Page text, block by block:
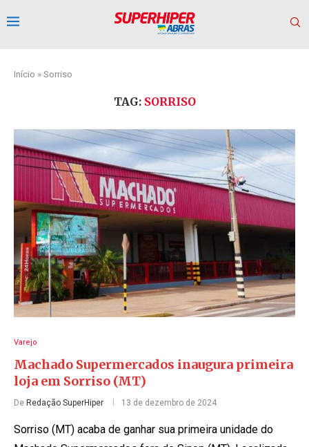
Início » Sorriso
TAG: SORRISO
Varejo
Machado Supermercados inaugura primeira
loja em Sorriso (MT)
De Redação SuperHiper 13 de dezembro de 2024
Sorriso (MT) acaba de ganhar sua primeira unidade do